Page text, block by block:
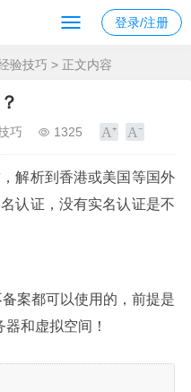
登录/注册
验技巧 > 正文内容
巧 1325
解析到香港或美国等国外
认证，没有实名认证是不
案都可以使用的，前提是
和虚拟空间！